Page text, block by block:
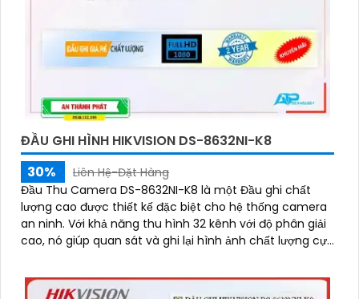
ĐẦU GHI HÌNH HIKVISION DS-8632NI-K8
30%
Liên Hệ-Đặt Hàng
Đầu Thu Camera DS-8632NI-K8 là một Đầu ghi chất
lượng cao được thiết kế đặc biệt cho hệ thống camera
an ninh. Với khả năng thu hình 32 kênh với độ phân giải
cao, nó giúp quan sát và ghi lại hình ảnh chất lượng cực